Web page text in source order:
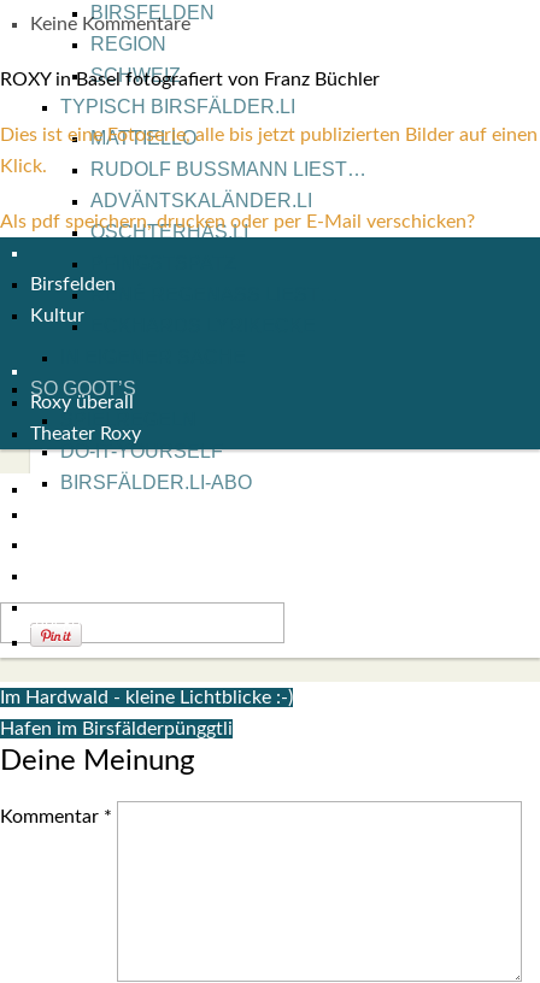
BIRS­FEL­DEN
REGI­ON
SCHWEIZ
TYPISCH BIRSFÄLDER.LI
MATTIELLO
RUDOLF BUSS­MANN LIEST…
ADVÄNTSKALÄNDER.LI
OSCHTERHÄS.LI
RENÉ REGEN­ASS LIEST…
SO GOOT’S
DO-IT-YOUR­S­ELF
BIRSFÄLDER.LI-ABO
Keine Kommentare
ROXY in Basel foto­gra­fiert von Franz Büch­ler
Dies ist eine Foto­se­rie, alle bis jetzt publi­zier­ten Bil­der auf einen
Klick.
Als pdf speichern, drucken oder per E-Mail verschicken?
Birsfelden
Kultur
Roxy überall
Theater Roxy
Im Hardwald - kleine Lichtblicke :-)
Hafen im Birsfälderpünggtli
Deine Meinung
Kommentar *